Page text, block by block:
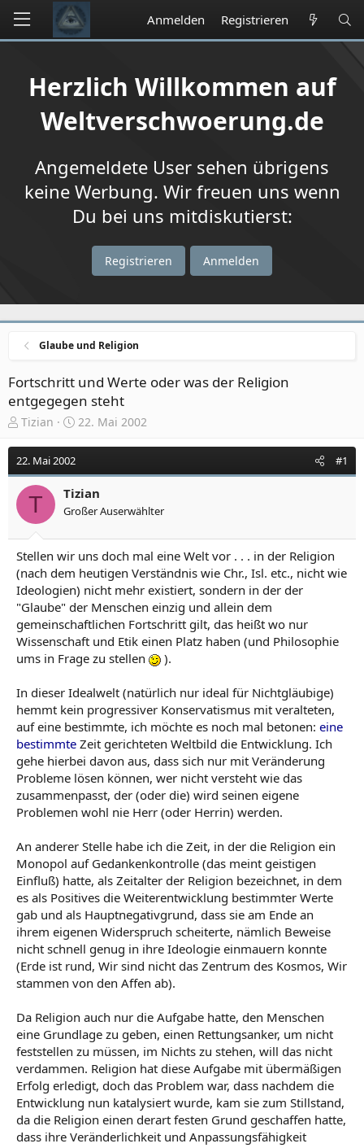
Anmelden Registrieren
Herzlich Willkommen auf
Weltverschwoerung.de
Angemeldete User sehen übrigens
keine Werbung. Wir freuen uns wenn
Du bei uns mitdiskutierst:
Registrieren Anmelden
Glaube und Religion
Fortschritt und Werte oder was der Religion
entgegegen steht
E
s
t
l
r
Tizian
E
s
l
l
a
m
22. Mai 2002
22. Mai 2002 #1
T Tizian
Großer Auserwählter
Stellen wir uns doch mal eine Welt vor . . . in der Religion
(nach dem heutigen Verständnis wie Chr., Isl. etc., nicht wie
Ideologien) nicht mehr existiert, sondern in der der
"Glaube" der Menschen einzig und allein dem
gemeinschaftlichen Fortschritt gilt, das heißt wo nur
Wissenschaft und Etik einen Platz haben (und Philosophie
ums in Frage zu stellen
).
In dieser Idealwelt (natürlich nur ideal für Nichtgläubige)
hemmt kein progressiver Konservatismus mit veralteten,
auf eine bestimmte, ich möchte es noch mal betonen: eine
bestimmte Zeit gerichteten Weltbild die Entwicklung. Ich
gehe hierbei davon aus, dass sich nur mit Veränderung
Probleme lösen können, wer nicht versteht wie das
zusammenpasst, der (oder die) wird seinen eigene
Problemen wohl nie Herr (oder Herrin) werden.
An anderer Stelle habe ich die Zeit, in der die Religion ein
Monopol auf Gedankenkontrolle (das meint geistigen
Einfluß) hatte, als Zeitalter der Religion bezeichnet, in dem
es als Positives die Weiterentwicklung bestimmter Werte
gab und als Hauptnegativgrund, dass sie am Ende an
ihrem eigenen Widerspruch scheiterte, nämlich Beweise
nicht schnell genug in ihre Ideologie einmauern konnte
(Erde ist rund, Wir sind nicht das Zentrum des Kosmos, Wir
stammen von den Affen ab).
Da Religion auch nur die Aufgabe hatte, den Menschen
eine Grundlage zu geben, einen Rettungsanker, um nicht
feststellen zu müssen, im Nichts zu stehen, will das nicht
verdammen. Religion hat diese Aufgabe mit übermäßigen
Erfolg erledigt, doch das Problem war, dass nachdem die
Entwicklung nun katalysiert wurde, kam sie zum Stillstand,
da die Religion einen derart festen Grund geschaffen hatte,
dass ihre Veränderlichkeit und Anpassungsfähigkeit